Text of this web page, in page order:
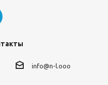
info@n-l.ooo